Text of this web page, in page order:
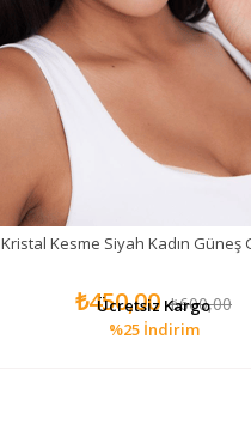
Kristal Kesme Siyah Kadın Güneş
₺450,00 ₺600,00
%25 İndirim
Ücretsiz Kargo